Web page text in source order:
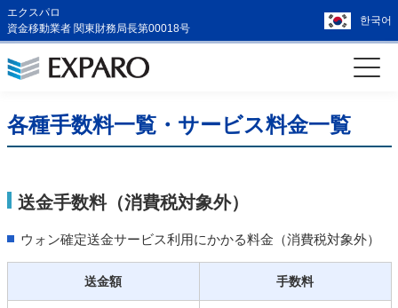
エクスパロ
資金移動業者 関東財務局長第00018号
한국어
各種手数料一覧・サービス料金一覧
送金手数料（消費税対象外）
ウォン確定送金サービス利用にかかる料金（消費税対象外）
送金額 手数料